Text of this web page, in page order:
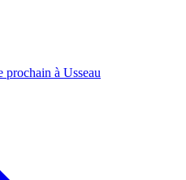
prochain à Usseau